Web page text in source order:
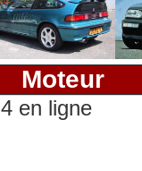
Moteur
4 en ligne